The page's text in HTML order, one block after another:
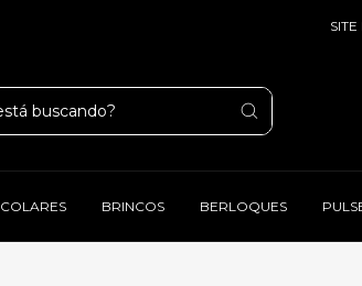
COLARES BRINCOS BERLOQUES